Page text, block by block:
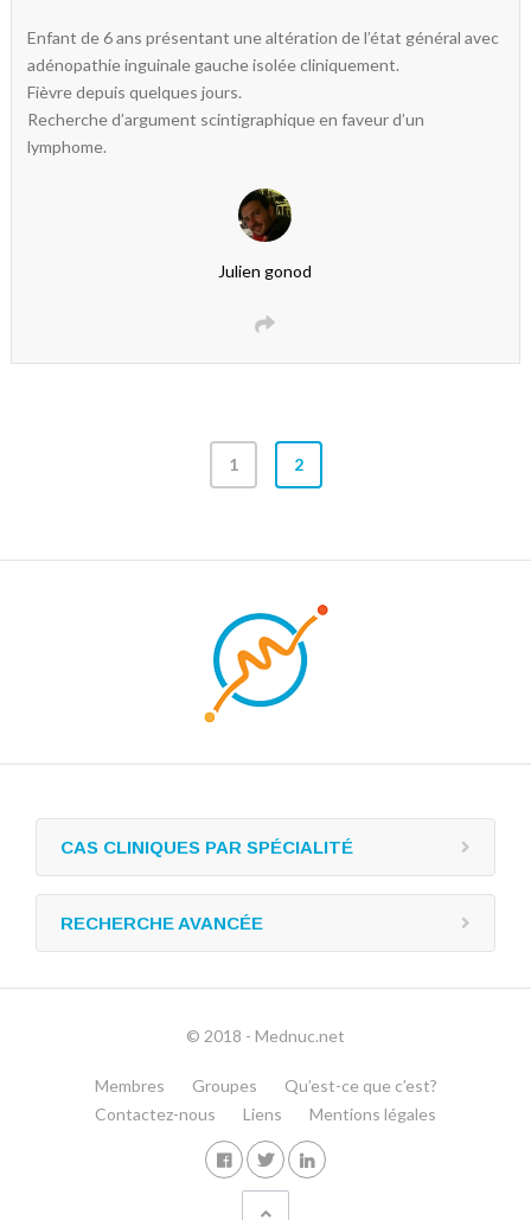
Enfant de 6 ans présentant une altération de l’état général avec
adénopathie inguinale gauche isolée cliniquement.
Fièvre depuis quelques jours.
Recherche d’argument scintigraphique en faveur d’un
lymphome.
Julien gonod
1 2
CAS CLINIQUES PAR SPÉCIALITÉ
RECHERCHE AVANCÉE
© 2018 - Mednuc.net
Membres Groupes
Qu’est-ce que c’est?
Contactez-nous
Liens Mentions légales